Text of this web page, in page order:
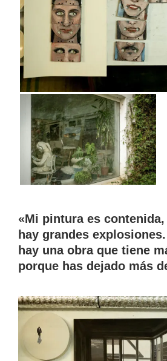
«Mi pintura es
hay grandes
hay una obra que tiene
porque has dejado más